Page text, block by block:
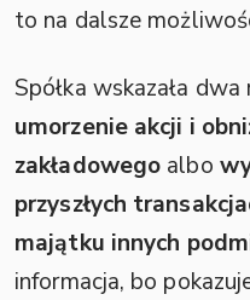
to na dalsze
Spółka wskazała
umorzenie akcji i
zakładowego albo
przyszłych
majątku innych
informacja, bo